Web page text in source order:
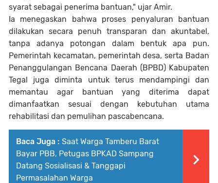
syarat sebagai penerima bantuan," ujar Amir.
Ia menegaskan bahwa proses penyaluran bantuan
dilakukan secara penuh transparan dan akuntabel,
tanpa adanya potongan dalam bentuk apa pun.
Pemerintah kecamatan, pemerintah desa, serta Badan
Penanggulangan Bencana Daerah (BPBD) Kabupaten
Tegal juga diminta untuk terus mendampingi dan
memantau agar bantuan yang diterima dapat
dimanfaatkan sesuai dengan kebutuhan utama
rehabilitasi dan pemulihan pascabencana.
Baca Juga : Saat Warga Tamberu Barat
Bayar PBB, Petugas BPKAD Sampang
Datang Sosialisasi & Tanggapi
Permasalahan Warga